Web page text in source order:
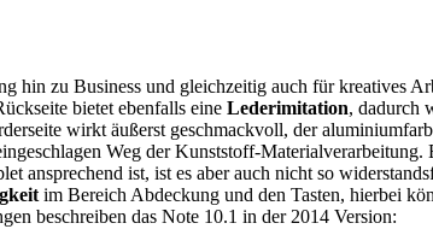
zu Business und gleichzeitig auch für kreatives
bietet ebenfalls eine Lederimitation, dadurch
wirkt äußerst geschmackvoll, der
Weg der Kunststoff-
ansprechend ist, ist es aber auch nicht so
im Bereich Abdeckung und den Tasten, hierbei
beschreiben das Note 10.1 in der 2014 Version: